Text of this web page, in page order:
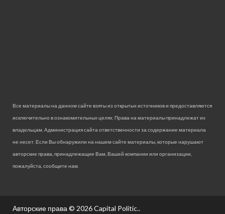
Все материалы на данном сайте взяты из открытых источников и предоставляются
исключительно в ознакомительных целях. Права на материалы принадлежат их
владельцам. Администрация сайта ответственности за содержание материала
не несет. Если Вы обнаружили на нашем сайте материалы, которые нарушают
авторские права, принадлежащие Вам, Вашей компании или организации,
пожалуйста, сообщите нам.
Авторские права © 2026Capital Politic..